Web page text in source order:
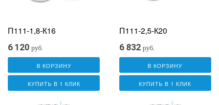
П111-1,8-К16
6 120 руб.
В КОРЗИНУ
КУПИТЬ В 1 КЛИК
П111-2,5-К20
6 832 руб.
В КОРЗИНУ
КУПИТЬ В 1 КЛИК